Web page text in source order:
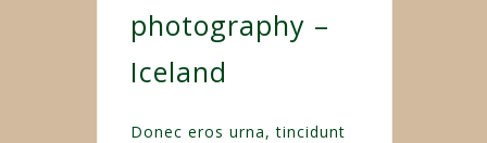
photography –
Iceland
Donec eros urna, tincidunt